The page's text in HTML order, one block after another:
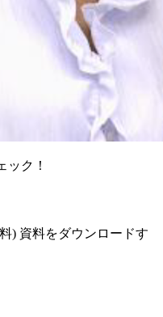
ック！
) 資料をダウンロードす